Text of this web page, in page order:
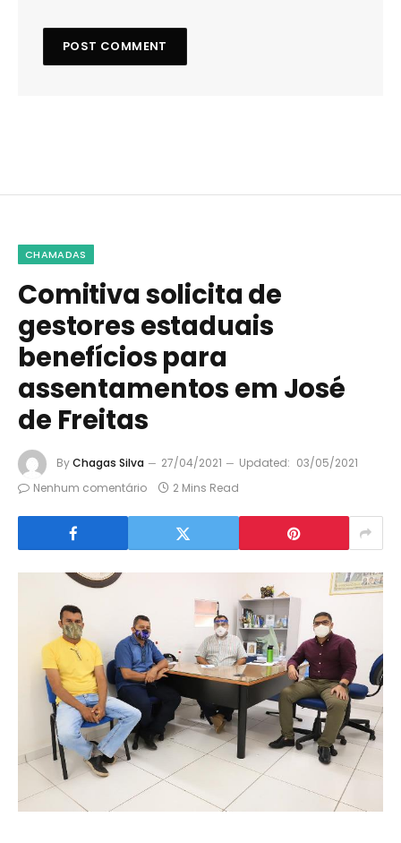
CHAMADAS
Comitiva solicita de
gestores estaduais
benefícios para
assentamentos em José
de Freitas
ByChagas Silva 27/04/2021 Updated: 03/05/2021
Nenhum comentário
2 Mins Read